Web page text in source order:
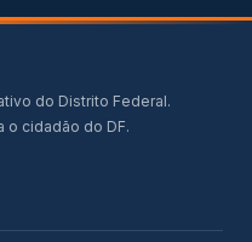
do Distrito Federal.
o cidadão do DF.